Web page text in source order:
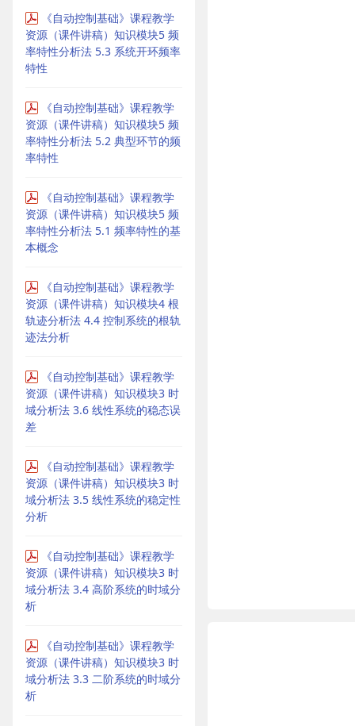
《自动控制基础》课程教学
资源（课件讲稿）知识模块5 频
率特性分析法 5.3 系统开环频率
特性
《自动控制基础》课程教学
资源（课件讲稿）知识模块5 频
率特性分析法 5.2 典型环节的频
率特性
《自动控制基础》课程教学
资源（课件讲稿）知识模块5 频
率特性分析法 5.1 频率特性的基
本概念
《自动控制基础》课程教学
资源（课件讲稿）知识模块4 根
轨迹分析法 4.4 控制系统的根轨
迹法分析
《自动控制基础》课程教学
资源（课件讲稿）知识模块3 时
域分析法 3.6 线性系统的稳态误
差
《自动控制基础》课程教学
资源（课件讲稿）知识模块3 时
域分析法 3.5 线性系统的稳定性
分析
《自动控制基础》课程教学
资源（课件讲稿）知识模块3 时
域分析法 3.4 高阶系统的时域分
析
《自动控制基础》课程教学
资源（课件讲稿）知识模块3 时
域分析法 3.3 二阶系统的时域分
析